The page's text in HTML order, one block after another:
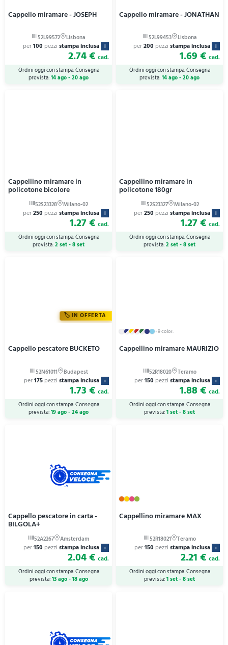
Cappello miramare - JOSEPH
per100 pezzi stampa inclusa i
2.74 € cad.
Ordini oggi con stampa. Consegna
prevista:14 ago - 20 ago
Cappello miramare - JONATHAN
per200 pezzi stampa inclusa i
1.69 € cad.
Ordini oggi con stampa. Consegna
prevista:14 ago - 20 ago
Cappellino miramare in
policotone bicolore
per250 pezzi stampa inclusa i
1.27 € cad.
Ordini oggi con stampa. Consegna
prevista:2 set - 8 set
Cappellino miramare in
policotone 180gr
per250 pezzi stampa inclusa i
1.27 € cad.
Ordini oggi con stampa. Consegna
prevista:2 set - 8 set
IN OFFERTA
Cappello pescatore BUCKETO
per175 pezzi stampa inclusa i
1.73 € cad.
Ordini oggi con stampa. Consegna
prevista:19 ago - 24 ago
+9 colori
Cappellino miramare MAURIZIO
per150 pezzi stampa inclusa i
1.88 € cad.
Ordini oggi con stampa. Consegna
prevista:1 set - 8 set
Cappello pescatore in carta -
BILGOLA+
per150 pezzi stampa inclusa i
2.04 € cad.
Ordini oggi con stampa. Consegna
prevista:13 ago - 18 ago
Cappellino miramare MAX
per150 pezzi stampa inclusa i
2.21 € cad.
Ordini oggi con stampa. Consegna
prevista:1 set - 8 set